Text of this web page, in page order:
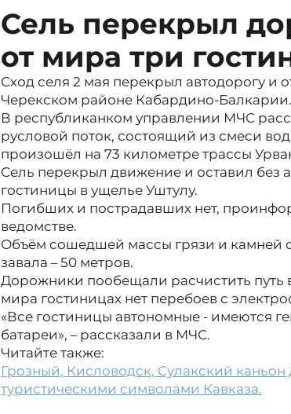
Сель перекрыл
от мира три
Сход селя 2 мая перекрыл автодорогу и
Черекском районе Кабардино-Балкарии.
В республиканком управлении МЧС
русловой поток, состоящий из смеси
произошёл на 73 километре трассы
Сель перекрыл движение и оставил без
гостиницы в ущелье Уштулу.
Погибших и пострадавших нет,
ведомстве.
Объём сошедшей массы грязи и камней
завала – 50 метров.
Дорожники пообещали расчистить путь
мира гостиницах нет перебоев с
«Все гостиницы автономные - имеются
батареи», – рассказали в МЧС.
Читайте также:
Грозный, Кисловодск, Сулакский каньон
туристическими символами Кавказа.